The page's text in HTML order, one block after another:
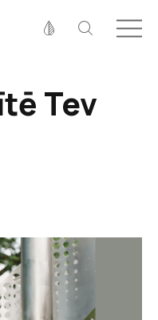
150%Tev